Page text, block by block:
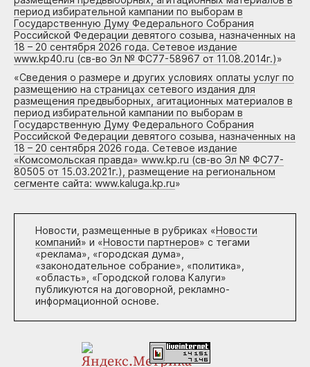
период избирательной кампании по выборам в
Государственную Думу Федерального Собрания
Российской Федерации девятого созыва, назначенных на
18 – 20 сентября 2026 года. Сетевое издание
www.kp40.ru (св-во Эл № ФС77-58967 от 11.08.2014г.)»
«Сведения о размере и других условиях оплаты услуг по
размещению на страницах сетевого издания для
размещения предвыборных, агитационных материалов в
период избирательной кампании по выборам в
Государственную Думу Федерального Собрания
Российской Федерации девятого созыва, назначенных на
18 – 20 сентября 2026 года. Сетевое издание
«Комсомольская правда» www.kp.ru (св-во Эл № ФС77-
80505 от 15.03.2021г.), размещение на региональном
сегменте сайта: www.kaluga.kp.ru»
Новости, размещенные в рубриках «Новости
компаний» и «Новости партнеров» с тегами
«реклама», «городская дума»,
«законодательное собрание», «политика»,
«область», «Городской голова Калуги»
публикуются на договорной, рекламно-
информационной основе.